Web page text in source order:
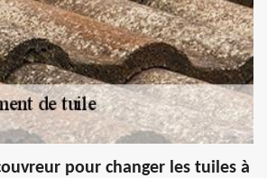
pour changer les tuiles à